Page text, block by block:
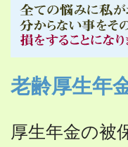
老齢厚生年
厚生年金の被